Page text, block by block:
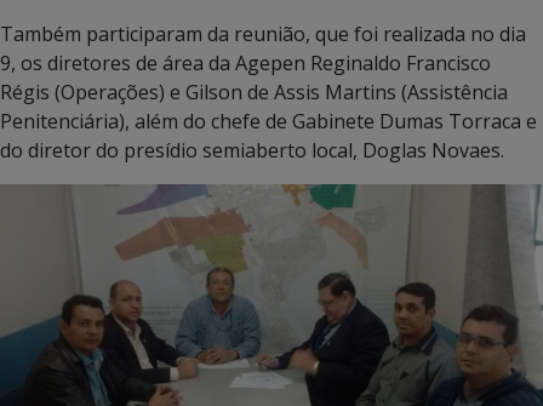
Também participaram da reunião, que foi realizada no dia
9, os diretores de área da Agepen Reginaldo Francisco
Régis (Operações) e Gilson de Assis Martins (Assistência
Penitenciária), além do chefe de Gabinete Dumas Torraca e
do diretor do presídio semiaberto local, Doglas Novaes.